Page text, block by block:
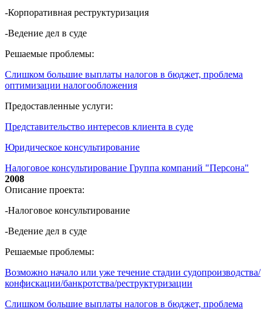
-Корпоративная реструктуризация
-Ведение дел в суде
Решаемые проблемы:
Слишком большие выплаты налогов в бюджет, проблема
оптимизации налогообложения
Предоставленные услуги:
Представительство интересов клиента в суде
Юридическое консультирование
Налоговое консультирование Группа компаний "Персона"
2008
Описание проекта:
-Налоговое консультирование
-Ведение дел в суде
Решаемые проблемы:
Возможно начало или уже течение стадии судопроизводства/
конфискации/банкротства/реструктуризации
Слишком большие выплаты налогов в бюджет, проблема